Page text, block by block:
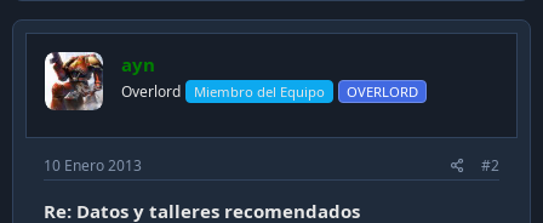
c
t
o
n
s
ayn
Overlord Miembro del Equipo OVERLORD
10 Enero 2013 #2
Re: Datos y talleres recomendados